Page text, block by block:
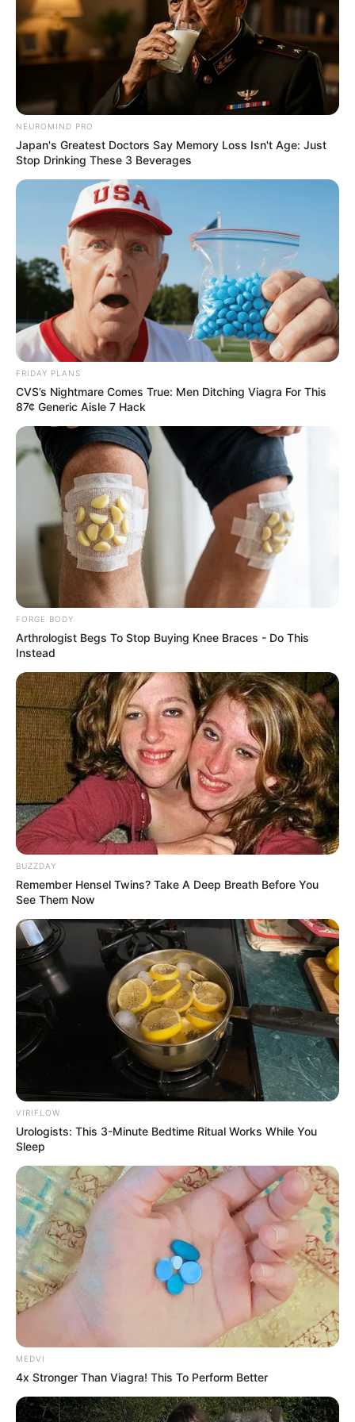
ทำนายรัก ราศีธนู ประจำเดือนมีนาคม 2556
คนมีคู่ต้องระมัดระวังความรู้สึกหวั่นไหวไปกับสิ่งสวยงาม
ความหล่อความสวยทำให้คุณจะมีความรู้สึกว่าความรักของ
คุณกลับมาเปรียบเทียบอีกครั้ง
ดูดวงปี 2556 ดูดวง 12 ราศี กับ อ.คฑา
ความรัก ดวงความรัก ดูดวง ดูดวงความรัก
ศาสตร์ไพ่รูปหัวใจ
อาจารย์ปานชีวา อาจารย์เดียร์
ABOUT THE AUTHOR
เจ้าหมอดู
เนื้อหาที่ได้รับการโปรโมต
These 9 Actresses Will Make You Rethink Good
And Evil!
BRAINBERRIES
They Laughed At Her Curves—Now She's A
Modeling Sensation
BRAINBERRIES
NEUROMIND PRO
Japan's Greatest Doctors Say Memory Loss Isn't Age: Just
Stop Drinking These 3 Beverages
FRIDAY PLANS
CVS’s Nightmare Comes True: Men Ditching Viagra For This
87¢ Generic Aisle 7 Hack
FORGE BODY
Arthrologist Begs To Stop Buying Knee Braces - Do This
Instead
BUZZDAY
Remember Hensel Twins? Take A Deep Breath Before You
See Them Now
VIRIFLOW
Urologists: This 3-Minute Bedtime Ritual Works While You
Sleep
MEDVI
4x Stronger Than Viagra! This To Perform Better